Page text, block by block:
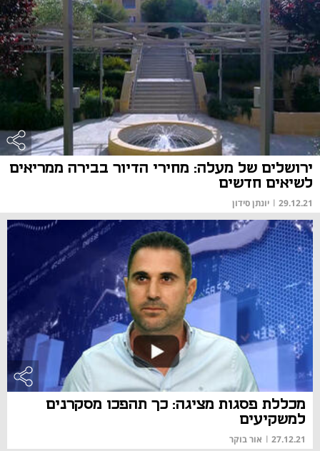
ירושלים של מעלה: מחירי הדיור בבירה ממריאים
לשיאים חדשים
29.12.21
| יונתן סידון
מכללת פסגות מציגה: כך תהפכו מסקרנים
למשקיעים
27.12.21
| אור בוקר